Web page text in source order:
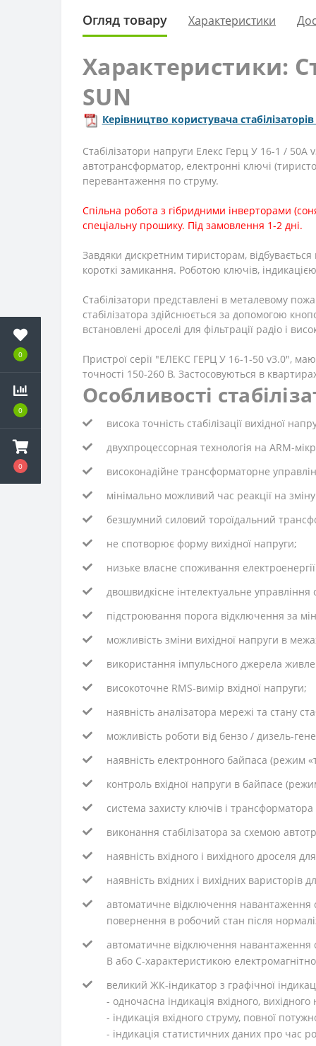
0
0
0
Огляд товару Характеристики
Характеристики:
SUN
Керівництво користувача
Стабілізатори напруги Елекс Герц У 16-1 / 50А
автотрансформатор, електронні ключі
перевантаження по струму.
Спільна робота з гібридними інверторами
спеціальну прошику. Під замовлення 1-2 дні.
Завдяки дискретним тиристорам,
короткі замикання. Роботою ключів,
Стабілізатори представлені в металевому
стабілізатора здійснюється за допомогою
встановлені дроселі для фільтрації радіо і
Пристрої серії "ЕЛЕКС ГЕРЦ У 16-1-50 v3.0",
точності 150-260 В. Застосовуються в
Особливості
висока точність стабілізації вихідної
двухпроцессорная технологія на ARM-
високонадійне трансформаторне
мінімально можливий час реакції на
безшумний силовий тороїдальний
не спотворює форму вихідної напруги;
низьке власне споживання
двошвидкісне інтелектуальне
підстроювання порога відключення за
можливість зміни вихідної напруги в
використання імпульсного джерела
високоточне RMS-вимір вхідної напруги;
наявність аналізатора мережі та стану
можливість роботи від бензо / дизель-
наявність електронного байпаса (режим
контроль вхідної напруги в байпасе
система захисту ключів і трансформатора
виконання стабілізатора за схемою
наявність вхідного і вихідного дроселя
наявність вхідних і вихідних варисторів
автоматичне відключення навантаження
повернення в робочий стан після
автоматичне відключення навантаження
В або С-характеристикою
великий ЖК-індикатор з графічної
- одночасна індикація вхідного,
- індикація вхідного струму, повної
- індикація статистичних даних про час